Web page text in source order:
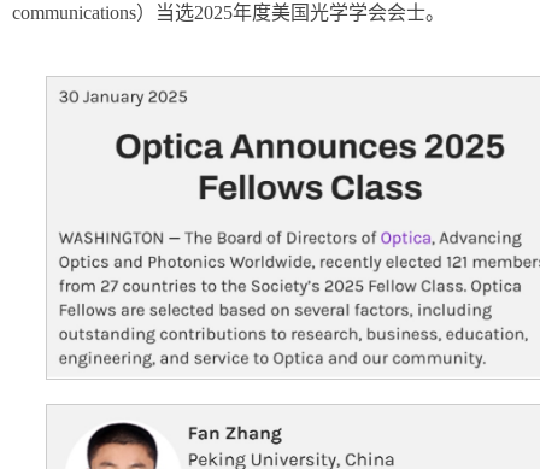
communications）当选2025年度美国光学学会会士。